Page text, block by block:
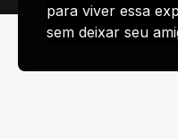
para viver essa
sem deixar seu